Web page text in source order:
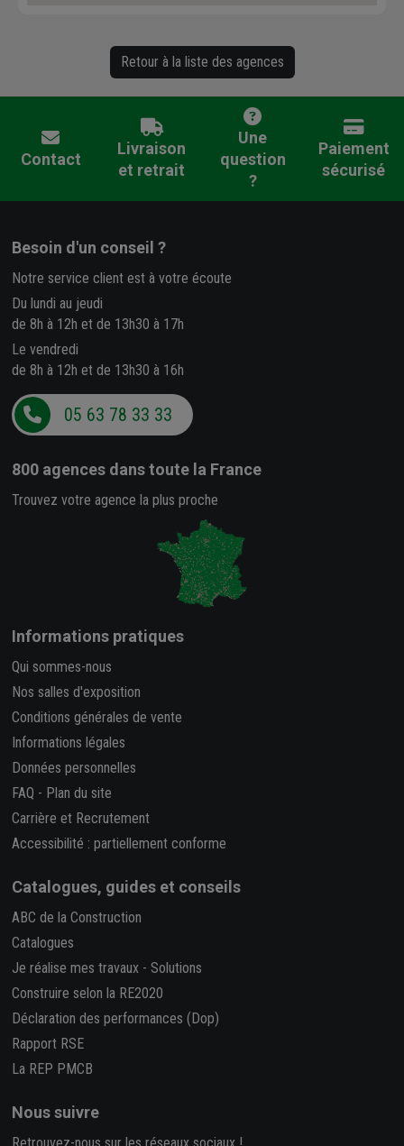
Retour à la liste des agences
Contact
Livraison
et retrait
Une
question
?
Paiement
sécurisé
Besoin d'un conseil ?
Notre service client est à votre écoute
Du lundi au jeudi
de 8h à 12h et de 13h30 à 17h
Le vendredi
de 8h à 12h et de 13h30 à 16h
05 63 78 33 33
800 agences dans toute la France
Trouvez votre agence la plus proche
Informations pratiques
Qui sommes-nous
Nos salles d'exposition
Conditions générales de vente
Informations légales
Données personnelles
FAQ - Plan du site
Carrière et Recrutement
Accessibilité : partiellement conforme
Catalogues, guides et conseils
ABC de la Construction
Catalogues
Je réalise mes travaux - Solutions
Construire selon la RE2020
Déclaration des performances (Dop)
Rapport RSE
La REP PMCB
Nous suivre